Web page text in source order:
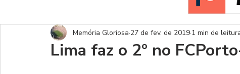
Lima faz o 2º no
Memória Gloriosa 27 de fev. de 2019 1 min de